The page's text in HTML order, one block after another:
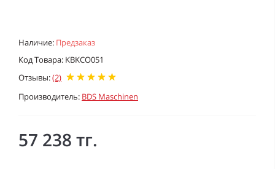
Наличие: Предзаказ
Код Товара: KBKCO051
Отзывы:(2)
Производитель: BDS Maschinen
57 238 тг.